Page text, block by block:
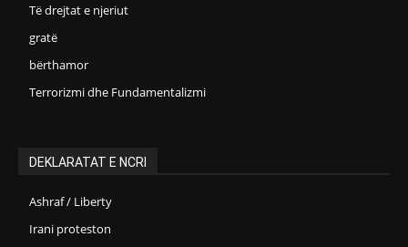
Të drejtat e njeriut
gratë
bërthamor
Terrorizmi dhe Fundamentalizmi
DEKLARATAT E NCRI
Ashraf / Liberty
Irani proteston